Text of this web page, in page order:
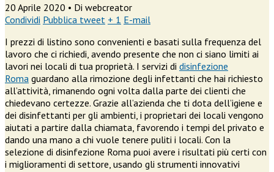
20 Aprile 2020 • Di webcreator
Condividi Pubblica tweet + 1 E-mail
I prezzi di listino sono convenienti e basati sulla frequenza del
lavoro che ci richiedi, avendo presente che non ci siano limiti ai
lavori nei locali di tua proprietà. I servizi di disinfezione
Roma guardano alla rimozione degli infettanti che hai richiesto
all’attività, rimanendo ogni volta dalla parte dei clienti che
chiedevano certezze. Grazie all’azienda che ti dota dell’igiene e
dei disinfettanti per gli ambienti, i proprietari dei locali vengono
aiutati a partire dalla chiamata, favorendo i tempi del privato e
dando una mano a chi vuole tenere puliti i locali. Con la
selezione di disinfezione Roma puoi avere i risultati più certi con
i miglioramenti di settore, usando gli strumenti innovativi